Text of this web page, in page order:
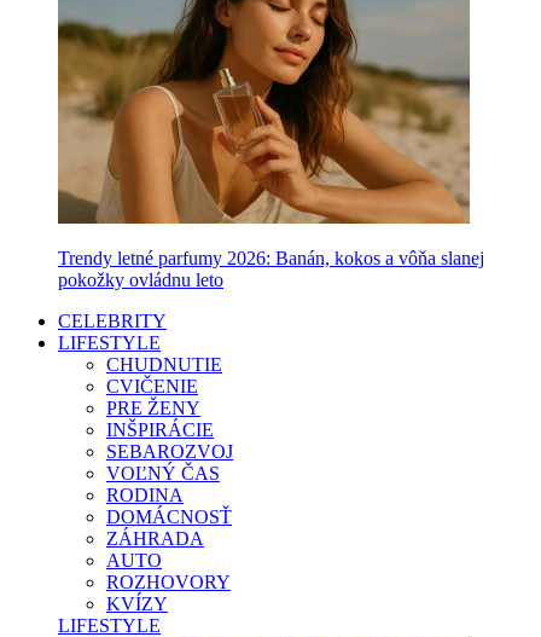
Trendy letné parfumy 2026: Banán, kokos a vôňa slanej
pokožky ovládnu leto
CELEBRITY
LIFESTYLE
CHUDNUTIE
CVIČENIE
PRE ŽENY
INŠPIRÁCIE
SEBAROZVOJ
VOĽNÝ ČAS
RODINA
DOMÁCNOSŤ
ZÁHRADA
AUTO
ROZHOVORY
KVÍZY
LIFESTYLE